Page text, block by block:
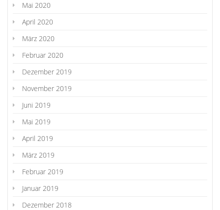
Mai 2020
April 2020
März 2020
Februar 2020
Dezember 2019
November 2019
Juni 2019
Mai 2019
April 2019
März 2019
Februar 2019
Januar 2019
Dezember 2018